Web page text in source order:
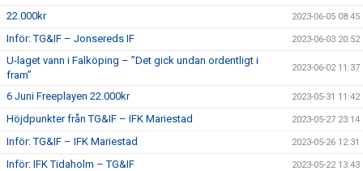
22.000kr 2023-06-05 08:45
Inför: TG&IF – Jonsereds IF 2023-06-03 20:52
U-laget vann i Falköping – ”Det gick undan ordentligt i
fram”
2023-06-02 11:37
6 Juni Freeplayen 22.000kr 2023-05-31 11:42
Höjdpunkter från TG&IF – IFK Mariestad 2023-05-27 23:14
Inför: TG&IF – IFK Mariestad 2023-05-26 12:31
Inför: IFK Tidaholm – TG&IF 2023-05-22 13:43